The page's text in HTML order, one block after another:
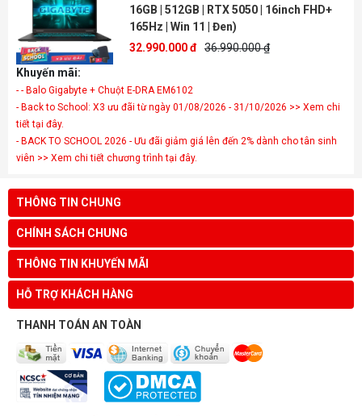
16GB | 512GB | RTX 5050 | 16inch FHD+
165Hz | Win 11 | Đen)
32.990.000 đ 36.990.000 ₫
Khuyến mãi:
- - Balo Gigabyte + Chuột E-DRA EM6102
- Back to School: X3 ưu đãi từ ngày 01/08/2026 - 31/10/2026 >> Xem chi
tiết tại đây.
- BACK TO SCHOOL 2026 - Ưu đãi giảm giá lên đến 2% dành cho tân sinh
viên >> Xem chi tiết chương trình tại đây.
THÔNG TIN CHUNG
CHÍNH SÁCH CHUNG
THÔNG TIN KHUYẾN MÃI
HỖ TRỢ KHÁCH HÀNG
THANH TOÁN AN TOÀN